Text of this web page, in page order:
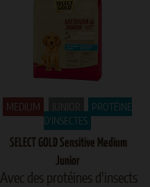
MEDIUM
PROTÉINE
D'INSECTES
SELECT GOLD Sensitive Medium
Junior
Avec des protéines d'insects